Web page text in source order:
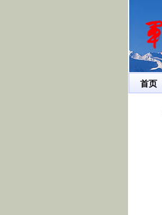
用我们的心智，创
首页